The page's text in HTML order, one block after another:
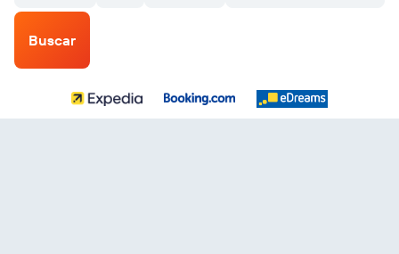
Buscar